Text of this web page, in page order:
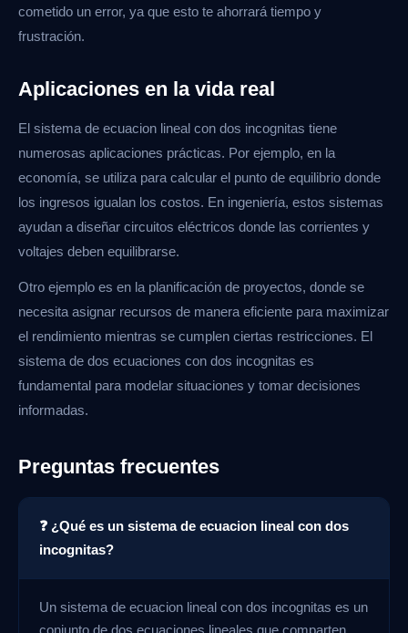
cometido un error, ya que esto te ahorrará tiempo y
frustración.
Aplicaciones en la vida real
El sistema de ecuacion lineal con dos incognitas tiene
numerosas aplicaciones prácticas. Por ejemplo, en la
economía, se utiliza para calcular el punto de equilibrio donde
los ingresos igualan los costos. En ingeniería, estos sistemas
ayudan a diseñar circuitos eléctricos donde las corrientes y
voltajes deben equilibrarse.
Otro ejemplo es en la planificación de proyectos, donde se
necesita asignar recursos de manera eficiente para maximizar
el rendimiento mientras se cumplen ciertas restricciones. El
sistema de dos ecuaciones con dos incognitas es
fundamental para modelar situaciones y tomar decisiones
informadas.
Preguntas frecuentes
❓ ¿Qué es un sistema de ecuacion lineal con dos
incognitas?
Un sistema de ecuacion lineal con dos incognitas es un
conjunto de dos ecuaciones lineales que comparten